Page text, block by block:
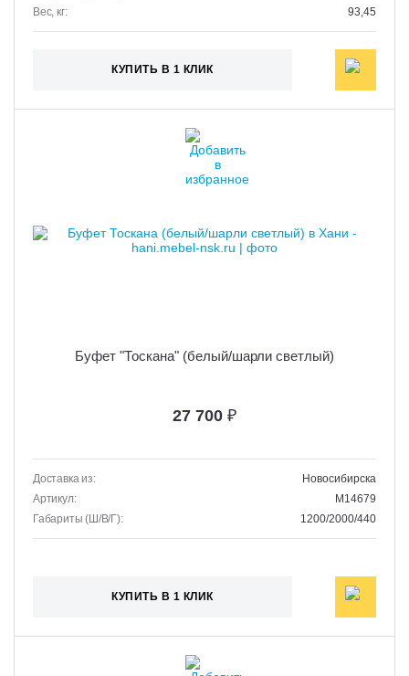
Вес, кг:
93,45
КУПИТЬ В 1 КЛИК
Буфет "Тоскана" (белый/шарли светлый)
27 700 ₽
Доставка из:
Новосибирска
Артикул:
M14679
Габариты (Ш/В/Г):
1200/2000/440
КУПИТЬ В 1 КЛИК